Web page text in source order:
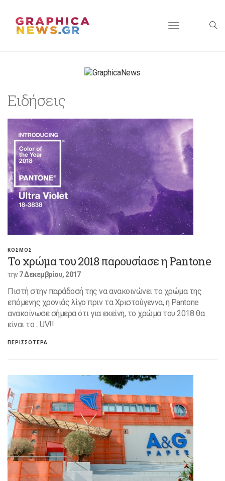
Toggle
Ειδήσεις
ΚΟΣΜΟΣ
Το χρώμα του 2018 παρουσίασε η Pantone
την7 Δεκεμβρίου, 2017
Πιστή στην παράδοσή της να ανακοινώνει το χρώμα της
επόμενης χρονιάς λίγο πριν τα Χριστούγεννα, η Pantone
ανακοίνωσε σήμερα ότι για εκείνη, το χρώμα του 2018 θα
είναι το... UV!!
ΠΕΡΙΣΣΟΤΕΡΑ